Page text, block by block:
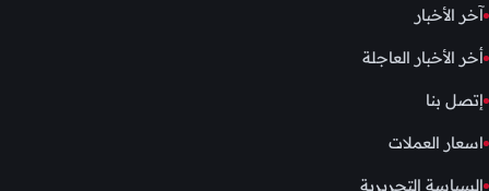
آخر الأخبار
أخر الأخبار العاجلة
إتصل بنا
اسعار العملات
السياسة التحريرية